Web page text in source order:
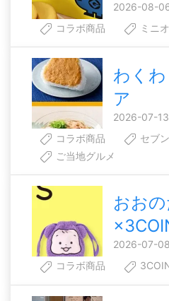
2026-08-
コラボ商品
ミニ
わく
ア
2026-07-
コラボ商品
セブ
ご当地グルメ
おおの
2026-07-
コラボ商品